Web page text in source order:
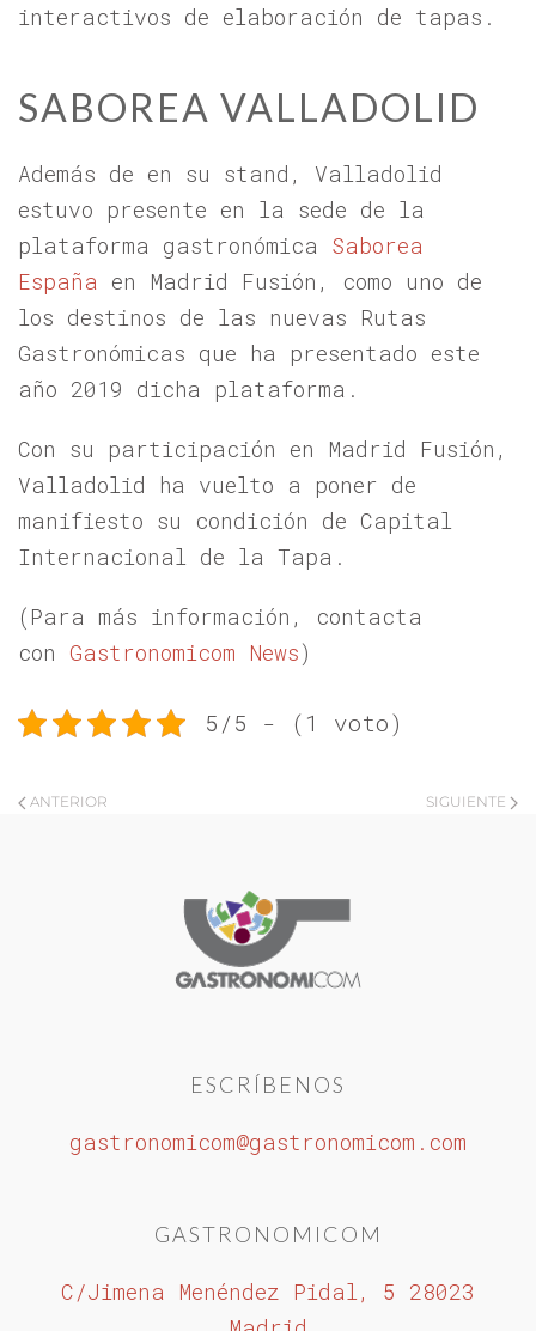
interactivos de elaboración de tapas.
SABOREA VALLADOLID
Además de en su stand, Valladolid
estuvo presente en la sede de la
plataforma gastronómica Saborea
España en Madrid Fusión, como uno de
los destinos de las nuevas Rutas
Gastronómicas que ha presentado este
año 2019 dicha plataforma.
Con su participación en Madrid Fusión,
Valladolid ha vuelto a poner de
manifiesto su condición de Capital
Internacional de la Tapa.
(Para más información, contacta
con Gastronomicom News)
5/5 - (1 voto)
ANTERIOR SIGUIENTE
ESCRÍBENOS
gastronomicom@gastronomicom.com
GASTRONOMICOM
C/Jimena Menéndez Pidal, 5 28023